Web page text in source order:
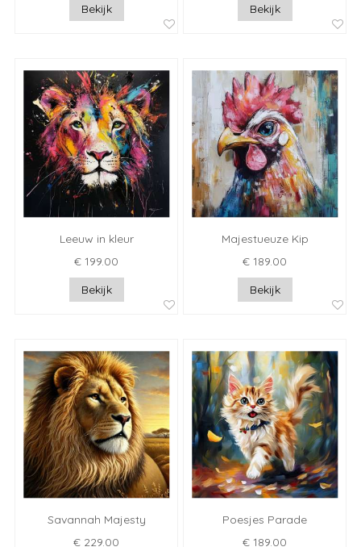
Bekijk
Bekijk
Leeuw in kleur
€ 199.00
Bekijk
Majestueuze Kip
€ 189.00
Bekijk
Savannah Majesty
€ 229.00
Poesjes Parade
€ 189.00